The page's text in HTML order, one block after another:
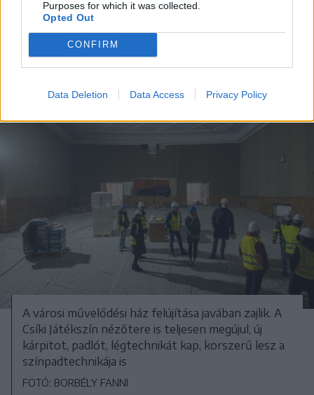
Purposes for which it was collected.
Opted Out
CONFIRM
Data Deletion Data Access Privacy Policy
oda 7 kézi és 7 elektromos vezérlésű
csörlőrendszert szerelnek fel.
A városi művelődési ház felújítása javában zajlik. A
Csíki Játékszín nézőtere is teljesen megújul, új
kárpitot, padlót, légtechnikát kap, korszerű lesz a
színpadtechnikája is
FOTÓ: BORBÉLY FANNI